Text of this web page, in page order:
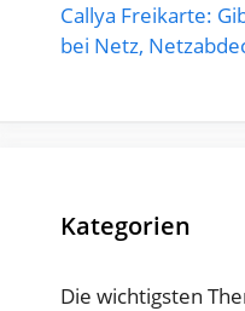
Callya Freikarte:
bei Netz,
Kategorien
Die wichtigsten